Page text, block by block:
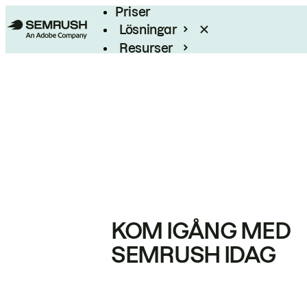
Priser
Lösningar
Resurser
KOM IGÅNG MED
SEMRUSH IDAG